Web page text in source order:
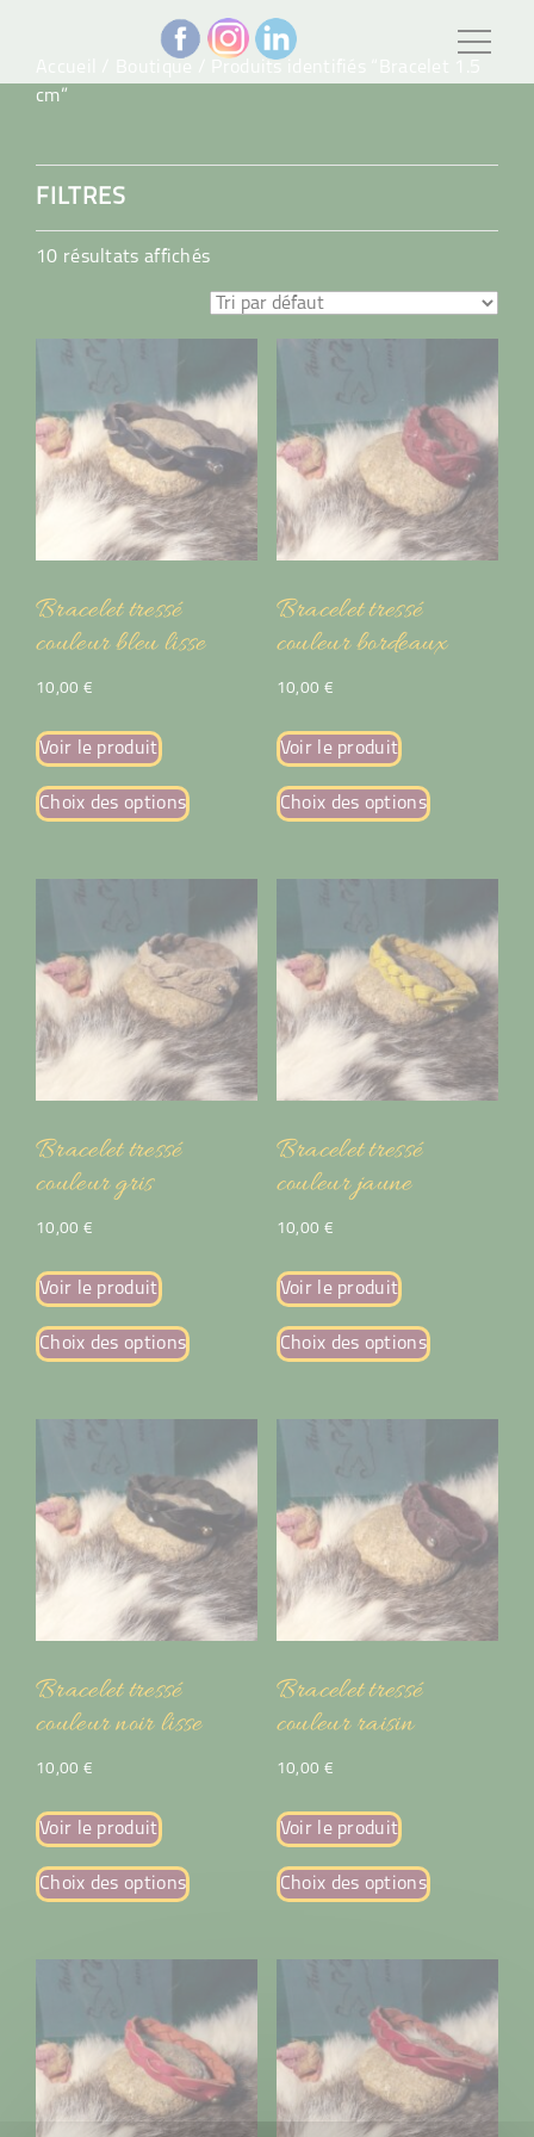
cm”
FILTRES
10 résultats affichés
Bracelet tressé
couleur bleu lisse
10,00 €
Voir le produit
Choix des options
Bracelet tressé
couleur bordeaux
10,00 €
Voir le produit
Choix des options
Bracelet tressé
couleur gris
10,00 €
Voir le produit
Choix des options
Bracelet tressé
couleur jaune
10,00 €
Voir le produit
Choix des options
Bracelet tressé
couleur noir lisse
10,00 €
Voir le produit
Choix des options
Bracelet tressé
couleur raisin
10,00 €
Voir le produit
Choix des options